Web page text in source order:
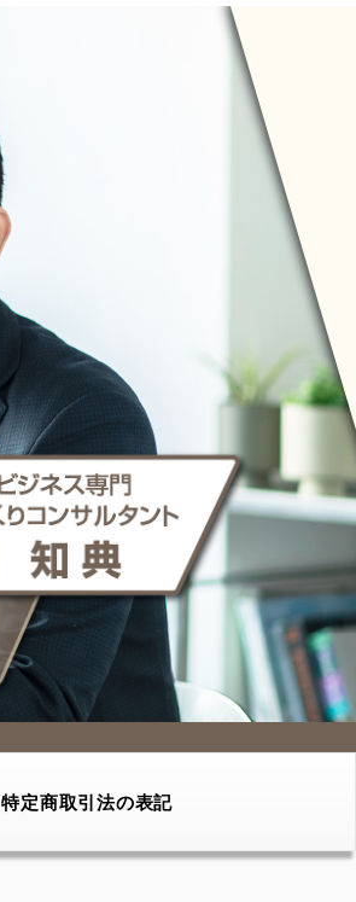
特定商取引法の表記